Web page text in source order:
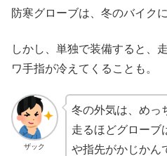
防寒グローブは、冬のバイク
しかし、単独で装備すると、
ワ手指が冷えてくることも。
ザック
冬の外気は、めっ
走るほどグローブ
や指先がかじかん